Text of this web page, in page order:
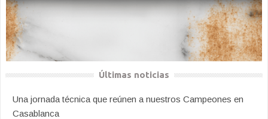
Últimas noticias
Una jornada técnica que reúnen a nuestros Campeones en
Casablanca